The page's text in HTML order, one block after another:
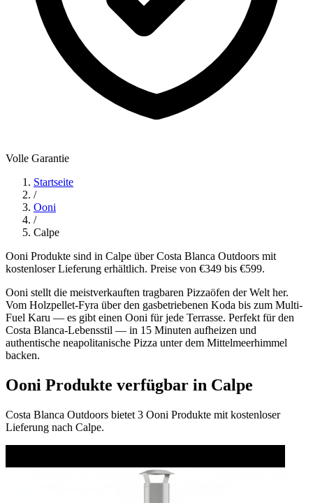
Volle Garantie
Startseite
/
Ooni
/
Calpe
Ooni Produkte sind in Calpe über Costa Blanca Outdoors mit
kostenloser Lieferung erhältlich. Preise von €349 bis €599.
Ooni stellt die meistverkauften tragbaren Pizzaöfen der Welt her.
Vom Holzpellet-Fyra über den gasbetriebenen Koda bis zum Multi-
Fuel Karu — es gibt einen Ooni für jede Terrasse. Perfekt für den
Costa Blanca-Lebensstil — in 15 Minuten aufheizen und
authentische neapolitanische Pizza unter dem Mittelmeerhimmel
backen.
Ooni Produkte verfügbar in Calpe
Costa Blanca Outdoors bietet 3 Ooni Produkte mit kostenloser
Lieferung nach Calpe.